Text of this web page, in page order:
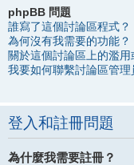
phpBB 問題
誰寫了這個討論區程式？
為何沒有我需要的功能？
關於這個討論區上的濫
我要如何聯繫討論區管理
登入和註冊問題
為什麼我需要註冊？